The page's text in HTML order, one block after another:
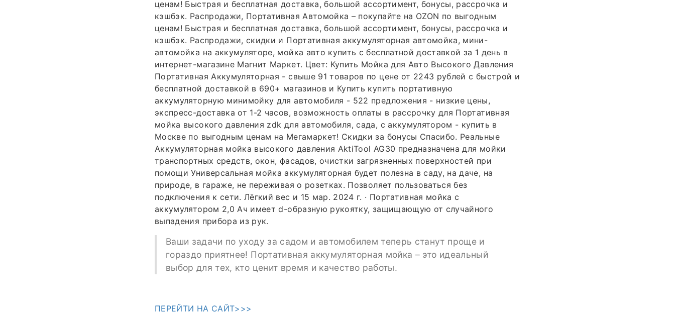
ценам! Быстрая и бесплатная доставка, большой ассортимент, бонусы, рассрочка и
кэшбэк. Распродажи, Портативная Автомойка – покупайте на OZON по выгодным
ценам! Быстрая и бесплатная доставка, большой ассортимент, бонусы, рассрочка и
кэшбэк. Распродажи, скидки и Портативная аккумуляторная автомойка, мини-
автомойка на аккумуляторе, мойка авто купить с бесплатной доставкой за 1 день в
интернет-магазине Магнит Маркет. Цвет: Купить Мойка для Авто Высокого Давления
Портативная Аккумуляторная - свыше 91 товаров по цене от 2243 рублей с быстрой и
бесплатной доставкой в 690+ магазинов и Купить купить портативную
аккумуляторную минимойку для автомобиля - 522 предложения - низкие цены,
экспресс-доставка от 1-2 часов, возможность оплаты в рассрочку для Портативная
мойка высокого давления zdk для автомобиля, сада, с аккумулятором - купить в
Москве по выгодным ценам на Мегамаркет! Скидки за бонусы Спасибо. Реальные
Аккумуляторная мойка высокого давления AktiTool AG30 предназначена для мойки
транспортных средств, окон, фасадов, очистки загрязненных поверхностей при
помощи Универсальная мойка аккумуляторная будет полезна в саду, на даче, на
природе, в гараже, не переживая о розетках. Позволяет пользоваться без
подключения к сети. Лёгкий вес и 15 мар. 2024 г. · Портативная мойка с
аккумулятором 2,0 Ач имеет d-образную рукоятку, защищающую от случайного
выпадения прибора из рук.
Ваши задачи по уходу за садом и автомобилем теперь станут проще и
гораздо приятнее! Портативная аккумуляторная мойка – это идеальный
выбор для тех, кто ценит время и качество работы.
ПЕРЕЙТИ НА САЙТ>>>